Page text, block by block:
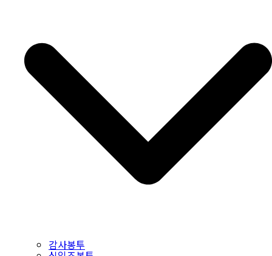
감사봉투